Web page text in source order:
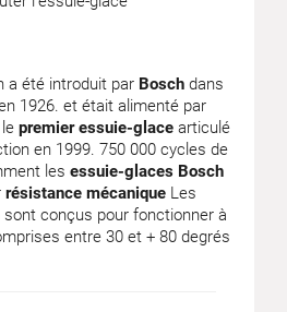
a été introduit par Bosch dans
1926. et était alimenté par
le premier essuie-glace articulé
en 1999. 750 000 cycles de
les essuie-glaces Bosch
résistance mécanique Les
conçus pour fonctionner à
entre 30 et + 80 degrés